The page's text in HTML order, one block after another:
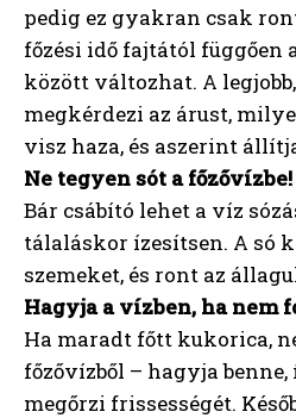
pedig ez gyakran csak
főzési idő fajtától függően
között változhat. A
megkérdezi az árust,
visz haza, és aszerint
Ne tegyen sót a főzővízbe!
Bár csábító lehet a víz
tálaláskor ízesítsen. A só
szemeket, és ront az
Hagyja a vízben, ha nem
Ha maradt főtt kukorica,
főzővízből – hagyja
megőrzi frissességét.